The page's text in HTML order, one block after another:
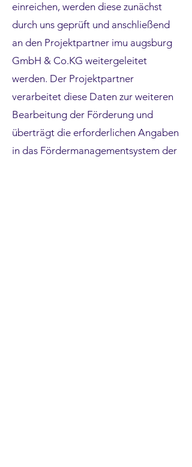
einreichen, werden diese zunächst
durch uns geprüft und anschließend
an den Projektpartner imu augsburg
GmbH & Co.KG weitergeleitet
werden. Der Projektpartner
verarbeitet diese Daten zur weiteren
Bearbeitung der Förderung und
überträgt die erforderlichen Angaben
in das Fördermanagementsystem der